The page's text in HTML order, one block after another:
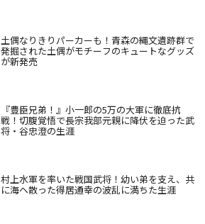
土偶なりきりパーカーも！青森の縄文遺跡群で
発掘された土偶がモチーフのキュートなグッズ
が新発売
『豊臣兄弟！』小一郎の5万の大軍に徹底抗
戦！切腹覚悟で長宗我部元親に降伏を迫った武
将・谷忠澄の生涯
村上水軍を率いた戦国武将！幼い弟を支え、共
に海へ散った得居通幸の波乱に満ちた生涯